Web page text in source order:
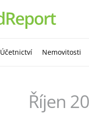
Účetnictví Nemovitosti
Říjen